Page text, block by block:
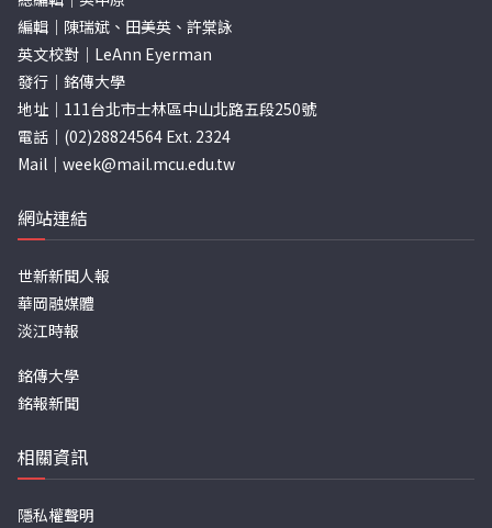
編輯｜陳瑞斌、田美英、許棠詠
英文校對｜LeAnn Eyerman
發行｜銘傳大學
地址｜111台北市士林區中山北路五段250號
電話｜(02)28824564 Ext. 2324
Mail｜ week@mail.mcu.edu.tw
網站連結
世新新聞人報
華岡融媒體
淡江時報
銘傳大學
銘報新聞
相關資訊
隱私權聲明